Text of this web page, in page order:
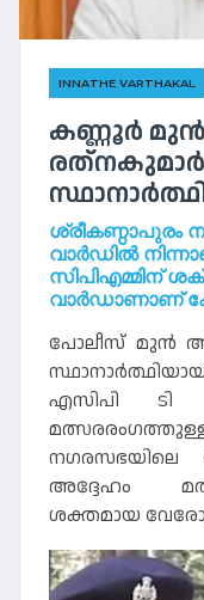
INNATHE VARTHAKAL
കണ്ണൂര്‍ മുന്‍
രത്‌നകുമാര്‍
ശ്രീകണ്ഠാപുരം
വാര്‍ഡില്‍
സിപിഎമ്മിന്
വാര്‍ഡാണാണ്
പോലീസ് മുന്‍
എസിപി
നഗരസഭയിലെ
അദ്ദേഹം
ശക്തമായ